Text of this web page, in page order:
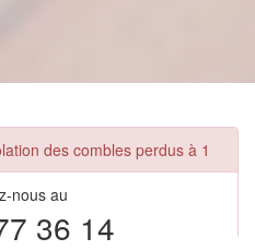
des combles perdus à 1
nous au
36 14